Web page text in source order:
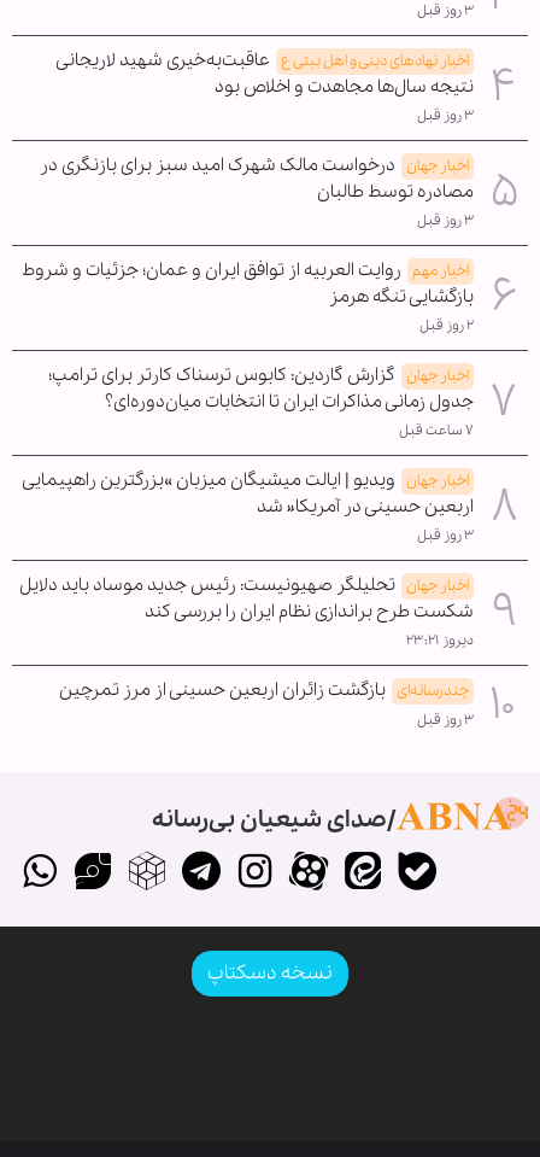
۳ روز قبل
اخبار نهادهای دینی و اهل بیتی ع عاقبت‌به‌خیری شهید لاریجانی
نتیجه سال‌ها مجاهدت و اخلاص بود
۳ روز قبل
اخبار جهان درخواست مالک شهرک امید سبز برای بازنگری در
مصادره توسط طالبان
۳ روز قبل
اخبار مهم روایت العربیه از توافق ایران و عمان؛ جزئیات و شروط
بازگشایی تنگه هرمز
۲ روز قبل
اخبار جهان گزارش گاردین: کابوس ترسناک کارتر برای ترامپ؛
جدول زمانی مذاکرات ایران تا انتخابات میان‌دوره‌ای؟
۷ ساعت قبل
اخبار جهان ویدیو | ایالت میشیگان میزبان »بزرگترین راهپیمایی
اربعین حسینی در آمریکا« شد
۳ روز قبل
اخبار جهان تحلیلگر صهیونیست: رئیس جدید موساد باید دلایل
شکست طرح براندازی نظام ایران را بررسی کند
دیروز ۲۳:۲۱
چندرسانه‌ای بازگشت زائران اربعین حسینی از مرز تمرچین
۳ روز قبل
صدای شیعیان بی‌رسانه
نسخه دسکتاپ